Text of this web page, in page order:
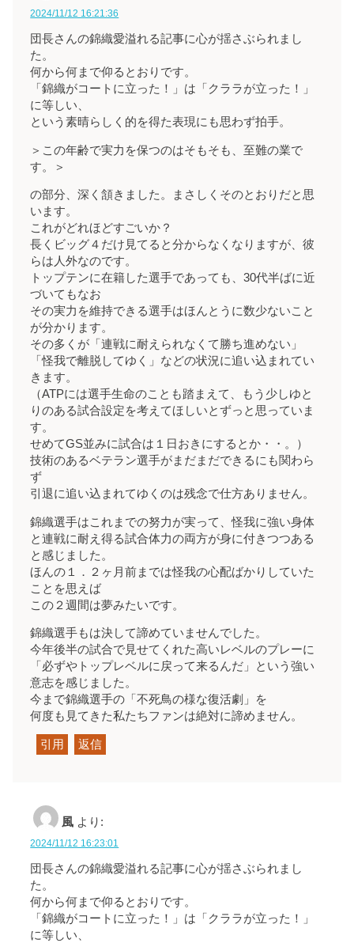
2024/11/12 16:21:36
団長さんの錦織愛溢れる記事に心が揺さぶられまし
た。
何から何まで仰るとおりです。
「錦織がコートに立った！」は「クララが立った！」
に等しい、
という素晴らしく的を得た表現にも思わず拍手。
＞この年齢で実力を保つのはそもそも、至難の業で
す。＞
の部分、深く頷きました。まさしくそのとおりだと思
います。
これがどれほどすごいか？
長くビッグ４だけ見てると分からなくなりますが、彼
らは人外なのです。
トップテンに在籍した選手であっても、30代半ばに近
づいてもなお
その実力を維持できる選手はほんとうに数少ないこと
が分かります。
その多くが「連戦に耐えられなくて勝ち進めない」
「怪我で離脱してゆく」などの状況に追い込まれてい
きます。
（ATPには選手生命のことも踏まえて、もう少しゆと
りのある試合設定を考えてほしいとずっと思っていま
す。
せめてGS並みに試合は１日おきにするとか・・。）
技術のあるベテラン選手がまだまだできるにも関わら
ず
引退に追い込まれてゆくのは残念で仕方ありません。
錦織選手はこれまでの努力が実って、怪我に強い身体
と連戦に耐え得る試合体力の両方が身に付きつつある
と感じました。
ほんの１．２ヶ月前までは怪我の心配ばかりしていた
ことを思えば
この２週間は夢みたいです。
錦織選手もは決して諦めていませんでした。
今年後半の試合で見せてくれた高いレベルのプレーに
「必ずやトップレベルに戻って来るんだ」という強い
意志を感じました。
今まで錦織選手の「不死鳥の様な復活劇」を
何度も見てきた私たちファンは絶対に諦めません。
引用 返信
風 より:
2024/11/12 16:23:01
団長さんの錦織愛溢れる記事に心が揺さぶられまし
た。
何から何まで仰るとおりです。
「錦織がコートに立った！」は「クララが立った！」
に等しい、